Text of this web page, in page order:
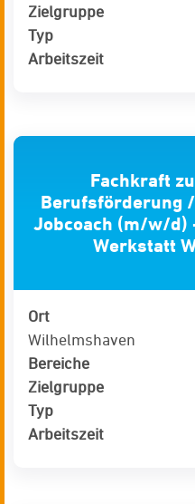
Zielgruppe
Typ
Arbeitszeit
Fachkraft
Berufsförderung
Jobcoach (m/w/d)
Werkstatt
Ort
Wilhelmshaven
Bereiche
Zielgruppe
Typ
Arbeitszeit